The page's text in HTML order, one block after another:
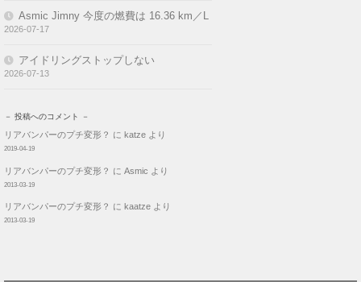
Asmic Jimny 今度の燃費は 16.36 km／L
2026-07-17
アイドリングストップしない
2026-07-13
－ 投稿へのコメント －
リアバンパーのプチ変形？ に katze より
2019-04-19
リアバンパーのプチ変形？ に Asmic より
2013-03-19
リアバンパーのプチ変形？ に kaatze より
2013-03-19